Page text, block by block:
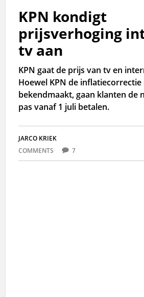
KPN kondigt
prijsverhoging
tv aan
KPN gaat de prijs van tv en
Hoewel KPN de inflatiecorrectie
bekendmaakt, gaan klanten de
pas vanaf 1 juli betalen.
JARCO KRIEK
COMMENTS
7